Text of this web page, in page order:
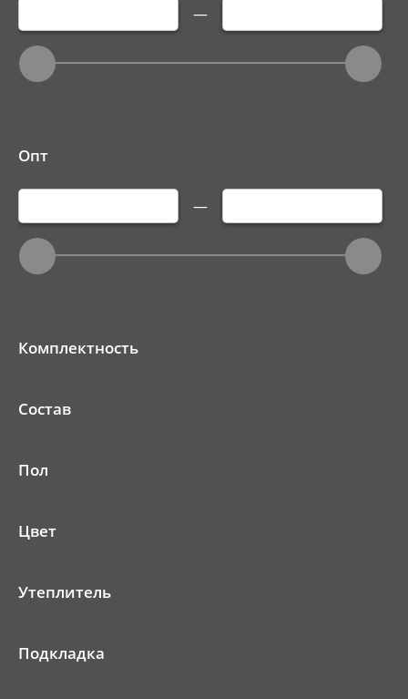
—
Опт
—
Комплектность
Состав
Пол
Цвет
Утеплитель
Подкладка